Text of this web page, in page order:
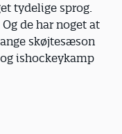
tydelige sprog.
de har noget at
skøjtesæson
ishockeykamp